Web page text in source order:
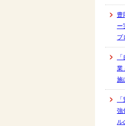
豊
ー
プ
業
施
強
ル